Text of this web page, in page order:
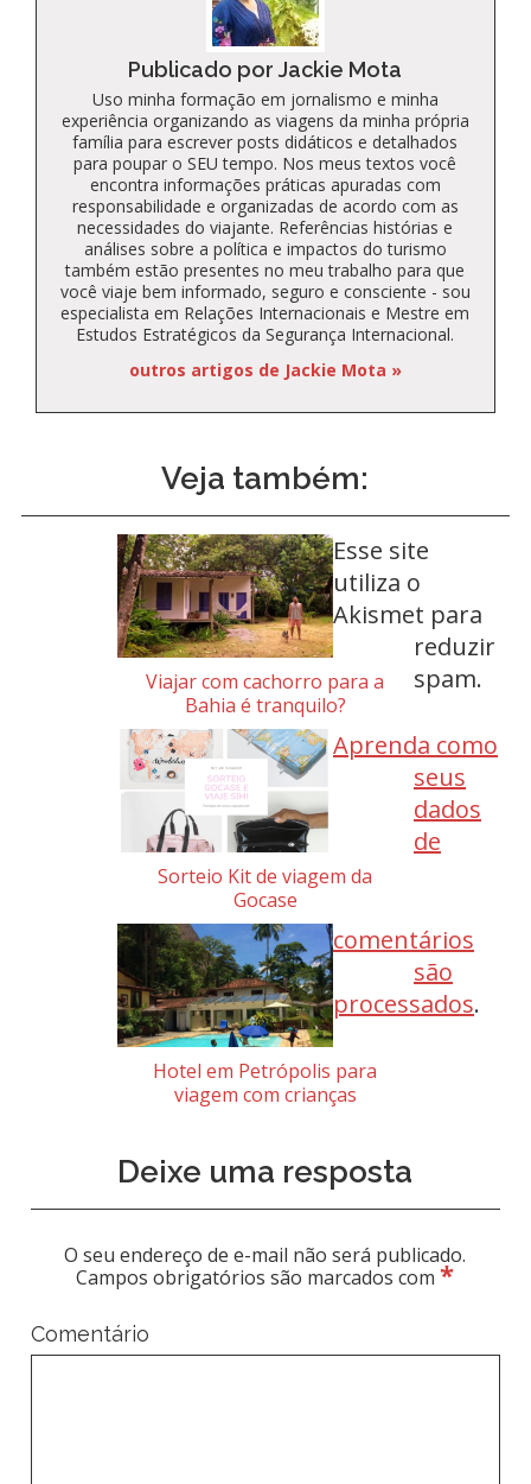
Publicado por Jackie Mota
Uso minha formação em jornalismo e minha
experiência organizando as viagens da minha própria
família para escrever posts didáticos e detalhados
para poupar o SEU tempo. Nos meus textos você
encontra informações práticas apuradas com
responsabilidade e organizadas de acordo com as
necessidades do viajante. Referências histórias e
análises sobre a política e impactos do turismo
também estão presentes no meu trabalho para que
você viaje bem informado, seguro e consciente - sou
especialista em Relações Internacionais e Mestre em
Estudos Estratégicos da Segurança Internacional.
outros artigos de Jackie Mota »
Veja também:
Viajar com cachorro para a
Bahia é tranquilo?
Sorteio Kit de viagem da
Gocase
Hotel em Petrópolis para
viagem com crianças
Deixe uma resposta
O seu endereço de e-mail não será publicado.
Campos obrigatórios são marcados com*
Comentário
Esse site
utiliza o
Akismet para
reduzir
spam.
Aprenda como
seus
dados
de
comentários
são
processados.